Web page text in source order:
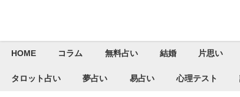
HOME コラム 無料占い 結婚 片思い
タロット占い 夢占い 易占い 心理テスト